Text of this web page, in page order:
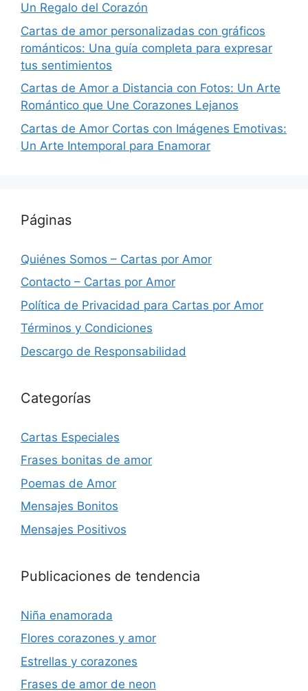
Un Regalo del Corazón
Cartas de amor personalizadas con gráficos
románticos: Una guía completa para expresar
tus sentimientos
Cartas de Amor a Distancia con Fotos: Un Arte
Romántico que Une Corazones Lejanos
Cartas de Amor Cortas con Imágenes Emotivas:
Un Arte Intemporal para Enamorar
Páginas
Quiénes Somos – Cartas por Amor
Contacto – Cartas por Amor
Política de Privacidad para Cartas por Amor
Términos y Condiciones
Descargo de Responsabilidad
Categorías
Cartas Especiales
Frases bonitas de amor
Poemas de Amor
Mensajes Bonitos
Mensajes Positivos
Publicaciones de tendencia
Niña enamorada
Flores corazones y amor
Estrellas y corazones
Frases de amor de neon